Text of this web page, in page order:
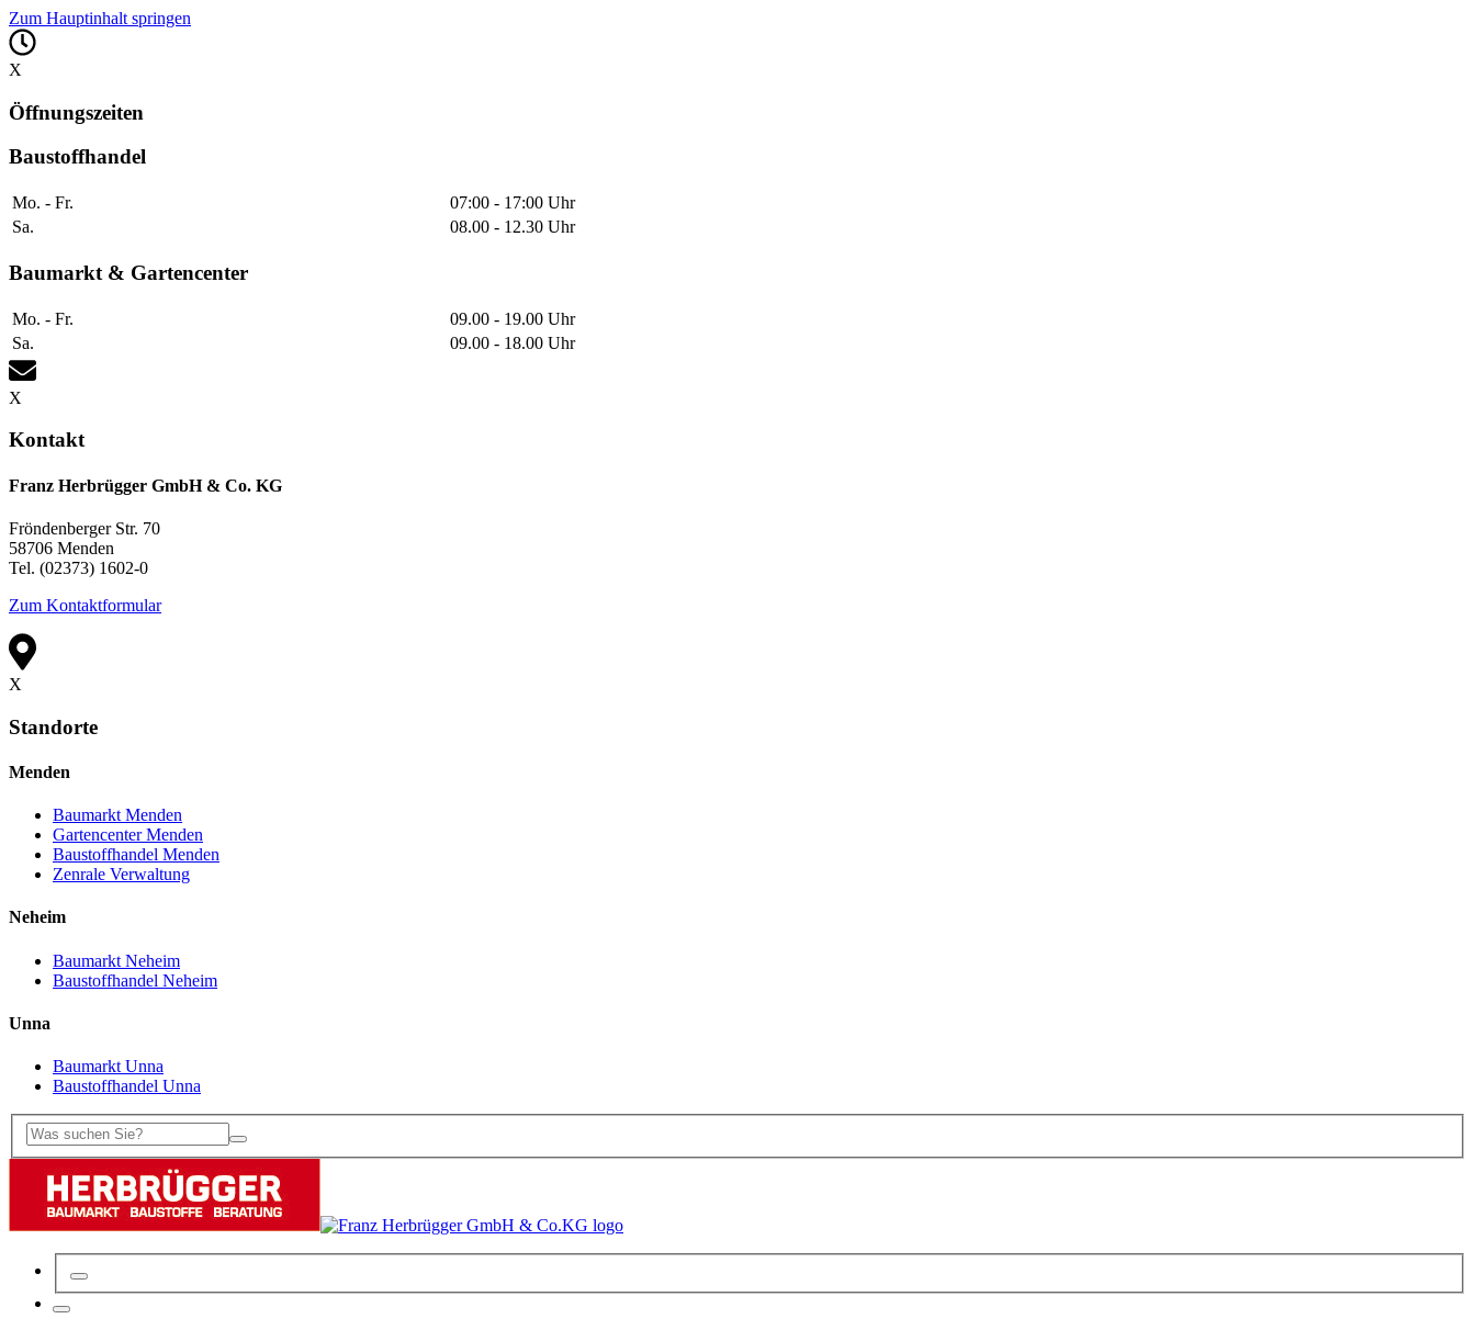
Zum Hauptinhalt springen
X
Öffnungszeiten
Baustoffhandel
Mo. - Fr.
07:00 - 17:00 Uhr
Sa.
08.00 - 12.30 Uhr
Baumarkt & Gartencenter
Mo. - Fr.
09.00 - 19.00 Uhr
Sa.
09.00 - 18.00 Uhr
X
Kontakt
Franz Herbrügger GmbH & Co. KG
Fröndenberger Str. 70
58706 Menden
Tel. (02373) 1602-0
Zum Kontaktformular
X
Standorte
Menden
Baumarkt Menden
Gartencenter Menden
Baustoffhandel Menden
Zenrale Verwaltung
Neheim
Baumarkt Neheim
Baustoffhandel Neheim
Unna
Baumarkt Unna
Baustoffhandel Unna